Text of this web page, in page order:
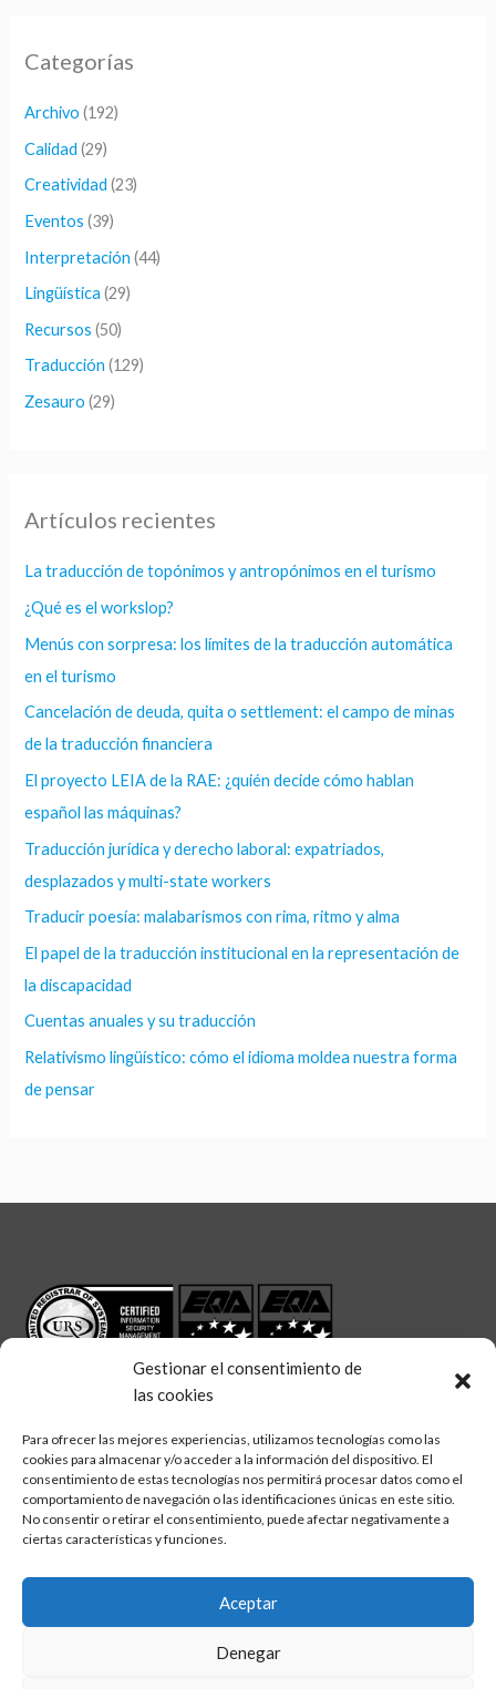
Gestionar el consentimiento de
las cookies
Para ofrecer las mejores experiencias, utilizamos tecnologías como las
cookies para almacenar y/o acceder a la información del dispositivo. El
consentimiento de estas tecnologías nos permitirá procesar datos como el
comportamiento de navegación o las identificaciones únicas en este sitio.
No consentir o retirar el consentimiento, puede afectar negativamente a
ciertas características y funciones.
Aceptar
Denegar
a
o
r
:
Categorías
Archivo (192)
Calidad (29)
Creatividad (23)
Eventos (39)
Interpretación (44)
Lingüística (29)
Recursos (50)
Traducción (129)
Zesauro (29)
Artículos recientes
La traducción de topónimos y antropónimos en el turismo
¿Qué es el workslop?
Menús con sorpresa: los límites de la traducción automática
en el turismo
Cancelación de deuda, quita o settlement: el campo de minas
de la traducción financiera
El proyecto LEIA de la RAE: ¿quién decide cómo hablan
español las máquinas?
Traducción jurídica y derecho laboral: expatriados,
desplazados y multi-state workers
Traducir poesía: malabarismos con rima, ritmo y alma
El papel de la traducción institucional en la representación de
la discapacidad
Cuentas anuales y su traducción
Relativismo lingüístico: cómo el idioma moldea nuestra forma
de pensar
Síguenos en:
linkedintwitterfacebook
Aviso legal